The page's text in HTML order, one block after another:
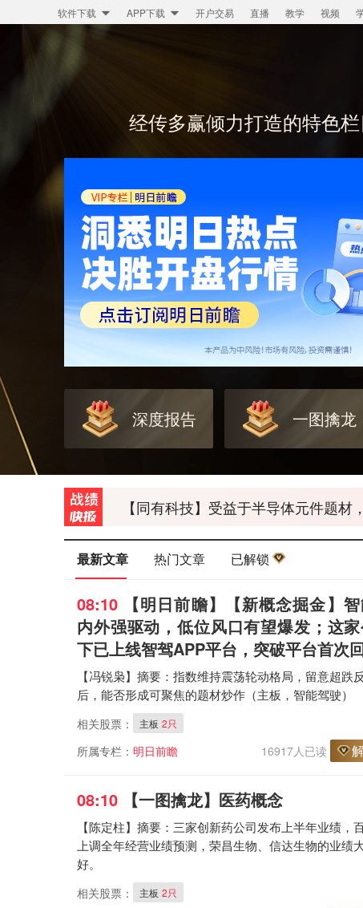
软件下载 APP下载 开户交易 直播 教学 视频
经传多赢倾力打造的特色
深度报告 一图擒龙
5月6日盘后捕捉【翔鹭钨业】，资金
【同有科技】受益于半导体元件题
最新文章 热门文章 已解锁
08:10 【明日前瞻】【新概念掘金】
内外强驱动，低位风口有望爆发；这
下已上线智驾APP平台，突破平台首次
【冯锐枭】摘要：指数维持震荡轮动格局，留意超跌
后，能否形成可聚焦的题材炒作（主板，智能驾驶）
相关股票： 主板 2只
所属专栏： 明日前瞻 16917人已读
08:10 【一图擒龙】医药概念
【陈定柱】摘要：三家创新药公司发布上半年业绩，
上调全年经营业绩预测，荣昌生物、信达生物的业绩
好。
相关股票： 主板 2只